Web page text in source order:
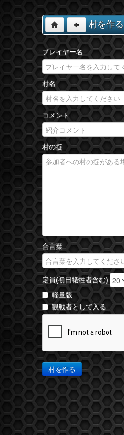
村を作る
プレイヤー名
村名
コメント
村の掟
合言葉
定員(初日犠牲者含む)
軽量版
観戦者として入る